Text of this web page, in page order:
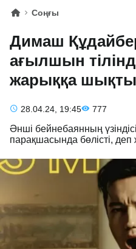
Соңғы
Димаш
ағылшын
жарыққа шықты
28.04.24, 19:45 777
Әнші бейнебаянның
парақшасында бөлісті,